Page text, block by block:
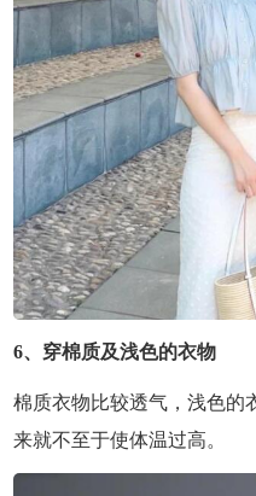
6、穿棉质及浅色的衣物
棉质衣物比较透气，浅色的
来就不至于使体温过高。